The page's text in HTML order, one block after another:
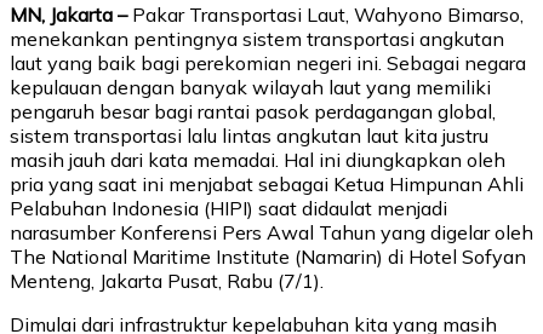
MN, Jakarta – Pakar Transportasi Laut, Wahyono Bimarso,
menekankan pentingnya sistem transportasi angkutan
laut yang baik bagi perekomian negeri ini. Sebagai negara
kepulauan dengan banyak wilayah laut yang memiliki
pengaruh besar bagi rantai pasok perdagangan global,
sistem transportasi lalu lintas angkutan laut kita justru
masih jauh dari kata memadai. Hal ini diungkapkan oleh
pria yang saat ini menjabat sebagai Ketua Himpunan Ahli
Pelabuhan Indonesia (HIPI) saat didaulat menjadi
narasumber Konferensi Pers Awal Tahun yang digelar oleh
The National Maritime Institute (Namarin) di Hotel Sofyan
Menteng, Jakarta Pusat, Rabu (7/1).
Dimulai dari infrastruktur kepelabuhan kita yang masih